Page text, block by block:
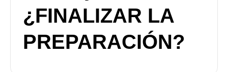
¿FINALIZAR LA
PREPARACIÓN?